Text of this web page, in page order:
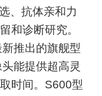
、抗体亲和力
和诊断研究。
推出的旗舰型
能提供超高灵
时间。S600型